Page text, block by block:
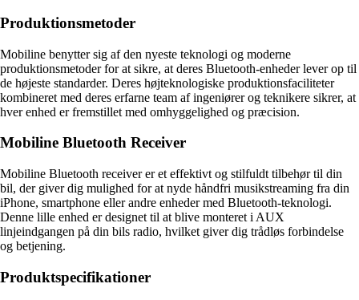
Produktionsmetoder
Mobiline benytter sig af den nyeste teknologi og moderne
produktionsmetoder for at sikre, at deres Bluetooth-enheder lever op til
de højeste standarder. Deres højteknologiske produktionsfaciliteter
kombineret med deres erfarne team af ingeniører og teknikere sikrer, at
hver enhed er fremstillet med omhyggelighed og præcision.
Mobiline Bluetooth Receiver
Mobiline Bluetooth receiver er et effektivt og stilfuldt tilbehør til din
bil, der giver dig mulighed for at nyde håndfri musikstreaming fra din
iPhone, smartphone eller andre enheder med Bluetooth-teknologi.
Denne lille enhed er designet til at blive monteret i AUX
linjeindgangen på din bils radio, hvilket giver dig trådløs forbindelse
og betjening.
Produktspecifikationer